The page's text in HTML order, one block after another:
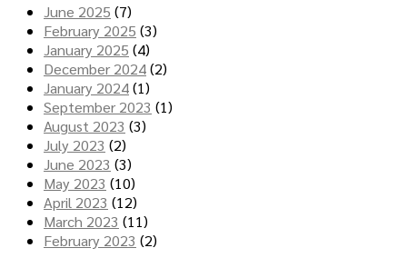
June 2025 (7)
February 2025 (3)
January 2025 (4)
December 2024(2)
January 2024(1)
September 2023 (1)
August 2023 (3)
July 2023 (2)
June 2023 (3)
May 2023 (10)
April 2023 (12)
March 2023 (11)
February 2023 (2)